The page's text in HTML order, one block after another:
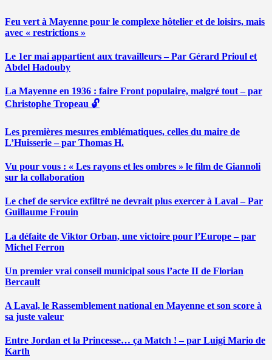
Feu vert à Mayenne pour le complexe hôtelier et de loisirs, mais
avec « restrictions »
Le 1er mai appartient aux travailleurs – Par Gérard Prioul et
Abdel Hadouby
La Mayenne en 1936 : faire Front populaire, malgré tout – par
Christophe Tropeau 🔓
Les premières mesures emblématiques, celles du maire de
L’Huisserie – par Thomas H.
Vu pour vous : « Les rayons et les ombres » le film de Giannoli
sur la collaboration
Le chef de service exfiltré ne devrait plus exercer à Laval – Par
Guillaume Frouin
La défaite de Viktor Orban, une victoire pour l’Europe – par
Michel Ferron
Un premier vrai conseil municipal sous l’acte II de Florian
Bercault
A Laval, le Rassemblement national en Mayenne et son score à
sa juste valeur
Entre Jordan et la Princesse… ça Match ! – par Luigi Mario de
Karth